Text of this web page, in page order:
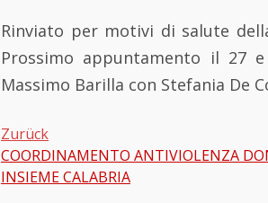
Rinviato per motivi di salute
Prossimo appuntamento il 27
Massimo Barilla con Stefania De
Beitragsnavigation
Zurück
COORDINAMENTO ANTIVIOLENZA
INSIEME CALABRIA